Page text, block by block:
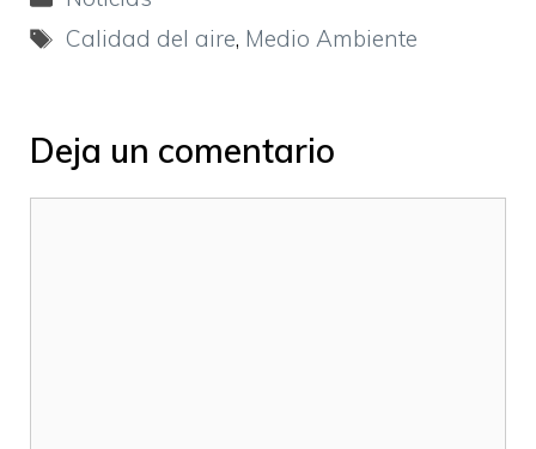
Etiquetas
Calidad del aire, Medio Ambiente
Deja un comentario